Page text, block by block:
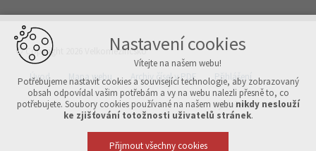
Nastavení cookies
Vítejte na našem webu!
Potřebujeme nastavit cookies a související technologie, aby zobrazovaný
obsah odpovídal vašim potřebám a vy na webu nalezli přesně to, co
potřebujete. Soubory cookies používané na našem webu nikdy neslouží
ke zjišťování totožnosti uživatelů stránek.
Přijmout všechny cookies
© Copyright 2026 Velkomeziříčsko
Úvod Mapa webu Archiv čísel v PDF Přihlášení
Vytvořeno v xart.cz